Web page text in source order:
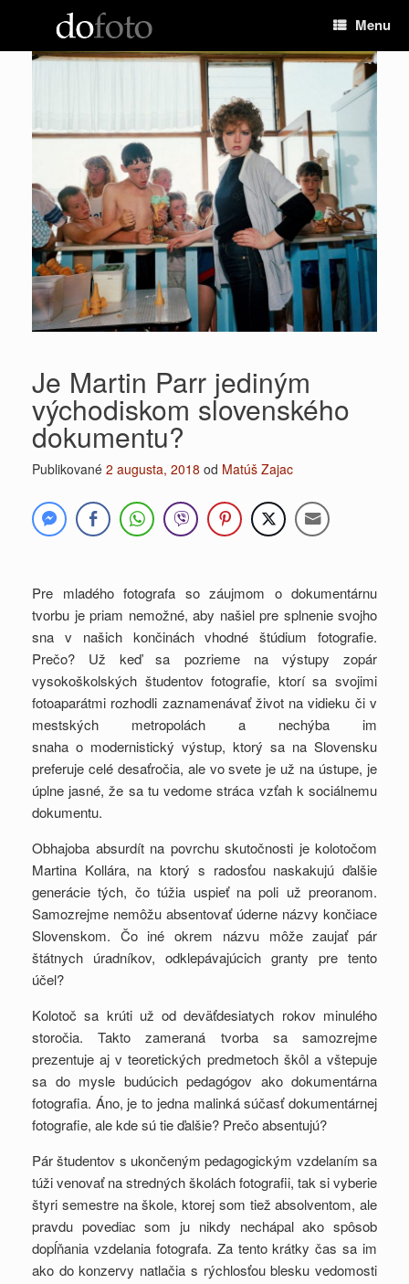
Menu
Je Martin Parr jediným
východiskom slovenského
dokumentu?
Publikované 2 augusta, 2018 od Matúš Zajac
Pre mladého fotografa so záujmom o dokumentárnu
tvorbu je priam nemožné, aby našiel pre splnenie svojho
sna v našich končinách vhodné štúdium fotografie.
Prečo? Už keď sa pozrieme na výstupy zopár
vysokoškolských študentov fotografie, ktorí sa svojimi
fotoaparátmi rozhodli zaznamenávať život na vidieku či v
mestských metropolách a nechýba im
snaha o modernistický výstup, ktorý sa na Slovensku
preferuje celé desaťročia, ale vo svete je už na ústupe, je
úplne jasné, že sa tu vedome stráca vzťah k sociálnemu
dokumentu.
Obhajoba absurdít na povrchu skutočnosti je kolotočom
Martina Kollára, na ktorý s radosťou naskakujú ďalšie
generácie tých, čo túžia uspieť na poli už preoranom.
Samozrejme nemôžu absentovať úderne názvy končiace
Slovenskom. Čo iné okrem názvu môže zaujať pár
štátnych úradníkov, odklepávajúcich granty pre tento
účel?
Kolotoč sa krúti už od deväťdesiatych rokov minulého
storočia. Takto zameraná tvorba sa samozrejme
prezentuje aj v teoretických predmetoch škôl a vštepuje
sa do mysle budúcich pedagógov ako dokumentárna
fotografia. Áno, je to jedna malinká súčasť dokumentárnej
fotografie, ale kde sú tie ďalšie? Prečo absentujú?
Pár študentov s ukončeným pedagogickým vzdelaním sa
túži venovať na stredných školách fotografii, tak si vyberie
štyri semestre na škole, ktorej som tiež absolventom, ale
pravdu povediac som ju nikdy nechápal ako spôsob
dopĺňania vzdelania fotografa. Za tento krátky čas sa im
ako do konzervy natlačia s rýchlosťou blesku vedomosti